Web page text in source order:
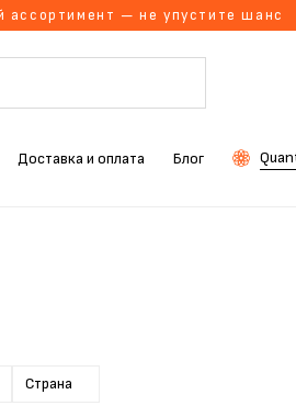
ассортимент — не упустите шанс
Доставка и оплата Блог
Страна